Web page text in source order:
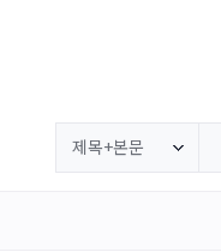
제목+본문